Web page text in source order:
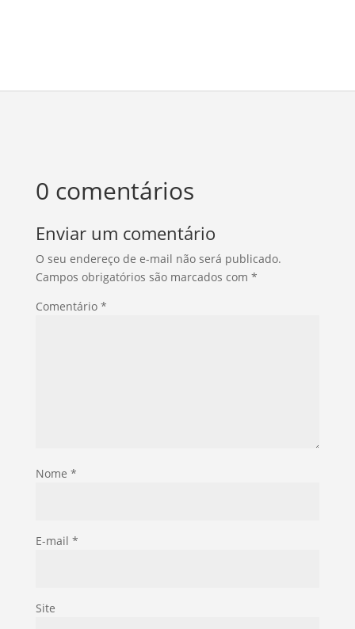
0 comentários
Enviar um comentário
O seu endereço de e-mail não será publicado.
Campos obrigatórios são marcados com *
Comentário *
Nome *
E-mail *
Site